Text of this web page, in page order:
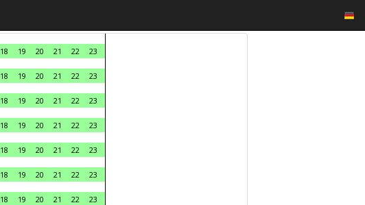
18 19 20 21 22
23
18 19 20 21 22
23
18 19 20 21 22
23
18 19 20 21 22
23
18 19 20 21 22
23
18 19 20 21 22
23
18 19 20 21 22
23